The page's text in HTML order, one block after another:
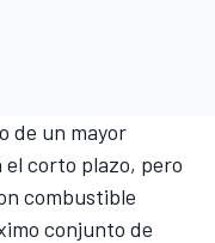
de un mayor
corto plazo, pero
combustible
conjunto de